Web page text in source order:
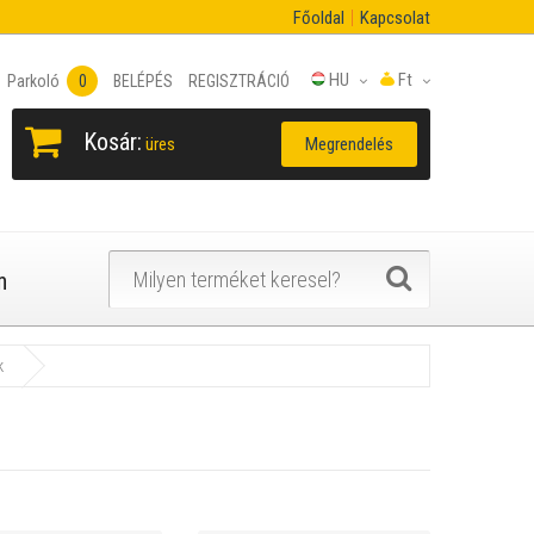
Főoldal Kapcsolat
Ft
HU
Parkoló 0 BELÉPÉS REGISZTRÁCIÓ
Kosár: üres Megrendelés